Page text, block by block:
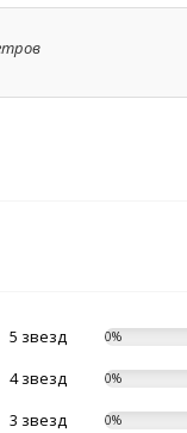
5 звезд 0%
4 звезд 0%
3 звезд 0%